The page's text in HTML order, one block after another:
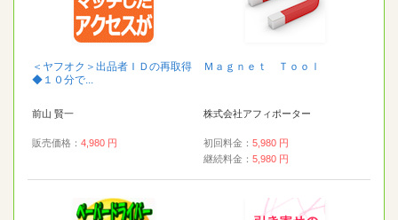
＜ヤフオク＞出品者ＩＤの再取得
◆１０分で...
前山 賢一
販売価格： 4,980 円
Ｍａｇｎｅｔ Ｔｏｏｌ
株式会社アフィポーター
初回料金： 5,980 円
継続料金： 5,980 円